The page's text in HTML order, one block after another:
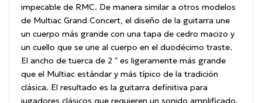
impecable de RMC. De manera similar a otros modelos
de Multiac Grand Concert, el diseño de la guitarra une
un cuerpo más grande con una tapa de cedro macizo y
un cuello que se une al cuerpo en el duodécimo traste.
El ancho de tuerca de 2 ″ es ligeramente más grande
que el Multiac estándar y más típico de la tradición
clásica. El resultado es la guitarra definitiva para
jugadores clásicos que requieren un sonido amplificado.